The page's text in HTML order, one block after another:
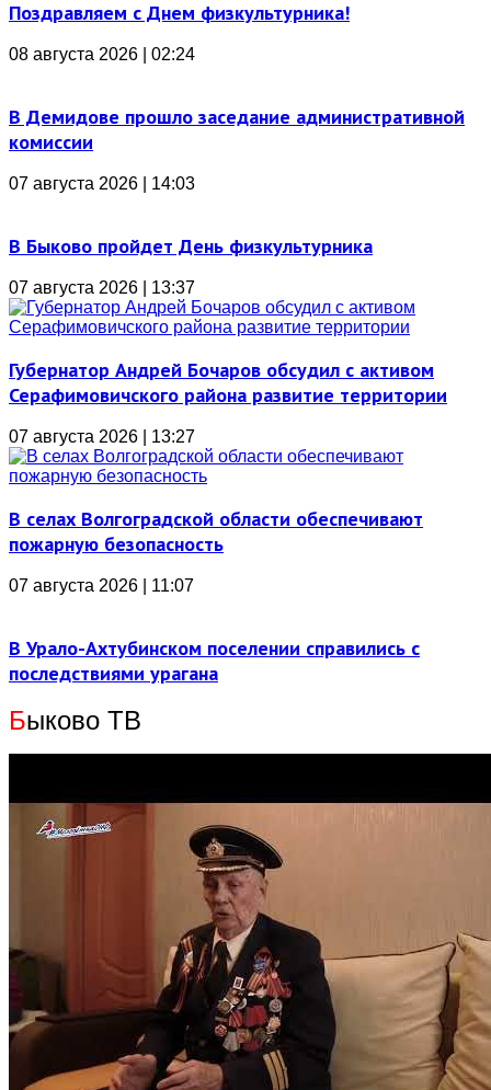
Поздравляем с Днем физкультурника!
08 августа 2026 | 02:24
В Демидове прошло заседание административной
комиссии
07 августа 2026 | 14:03
В Быково пройдет День физкультурника
07 августа 2026 | 13:37
Губернатор Андрей Бочаров обсудил с активом
Серафимовичского района развитие территории
07 августа 2026 | 13:27
В селах Волгоградской области обеспечивают
пожарную безопасность
07 августа 2026 | 11:07
В Урало-Ахтубинском поселении справились с
последствиями урагана
Быково ТВ